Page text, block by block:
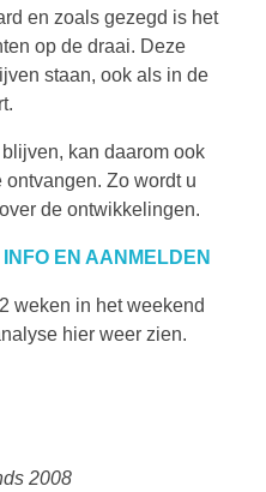
en zoals gezegd is het
op de draai. Deze
staan, ook als in de
kan daarom ook
Zo wordt u
de ontwikkelingen.
EN AANMELDEN
weken in het weekend
hier weer zien.
2008